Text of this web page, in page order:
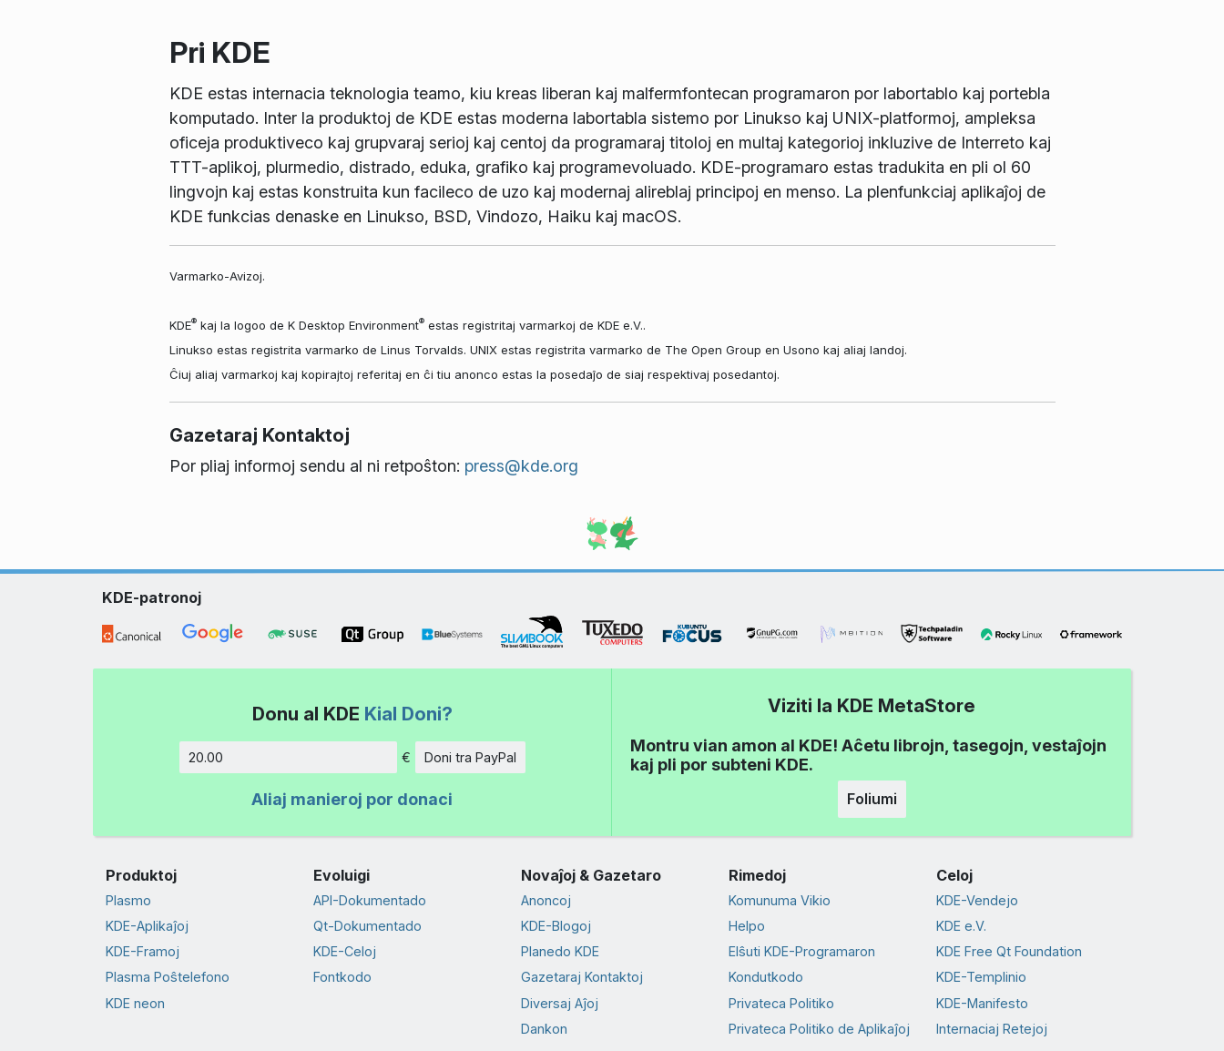
Pri KDE
KDE estas internacia teknologia teamo, kiu kreas liberan kaj malfermfontecan programaron por labortablo kaj portebla
komputado. Inter la produktoj de KDE estas moderna labortabla sistemo por Linukso kaj UNIX-platformoj, ampleksa
oficeja produktiveco kaj grupvaraj serioj kaj centoj da programaraj titoloj en multaj kategorioj inkluzive de Interreto kaj
TTT-aplikoj, plurmedio, distrado, eduka, grafiko kaj programevoluado. KDE-programaro estas tradukita en pli ol 60
lingvojn kaj estas konstruita kun facileco de uzo kaj modernaj alireblaj principoj en menso. La plenfunkciaj aplikaĵoj de
KDE funkcias denaske en Linukso, BSD, Vindozo, Haiku kaj macOS.
Varmarko-Avizoj.
KDE®kaj la logoo de K Desktop Environment®estas registritaj varmarkoj de KDE e.V..
Linukso estas registrita varmarko de Linus Torvalds. UNIX estas registrita varmarko de The Open Group en Usono kaj aliaj landoj.
Ĉiuj aliaj varmarkoj kaj kopirajtoj referitaj en ĉi tiu anonco estas la posedaĵo de siaj respektivaj posedantoj.
Gazetaraj Kontaktoj
Por pliaj informoj sendu al ni retpoŝton: press@kde.org
KDE-patronoj
Donu al KDE Kial Doni?
€ Doni tra PayPal
Aliaj manieroj por donaci
Viziti la KDE MetaStore
Montru vian amon al KDE! Aĉetu librojn, tasegojn, vestaĵojn
kaj pli por subteni KDE.
Foliumi
Produktoj
Plasmo
KDE-Aplikaĵoj
KDE-Framoj
Plasma Poŝtelefono
KDE neon
Evoluigi
API-Dokumentado
Qt-Dokumentado
KDE-Celoj
Fontkodo
Novaĵoj & Gazetaro
Anoncoj
KDE-Blogoj
Planedo KDE
Gazetaraj Kontaktoj
Diversaj Aĵoj
Dankon
Rimedoj
Komunuma Vikio
Helpo
Elŝuti KDE-Programaron
Kondutkodo
Privateca Politiko
Privateca Politiko de Aplikaĵoj
Celoj
KDE-Vendejo
KDE e.V.
KDE Free Qt Foundation
KDE-Templinio
KDE-Manifesto
Internaciaj Retejoj